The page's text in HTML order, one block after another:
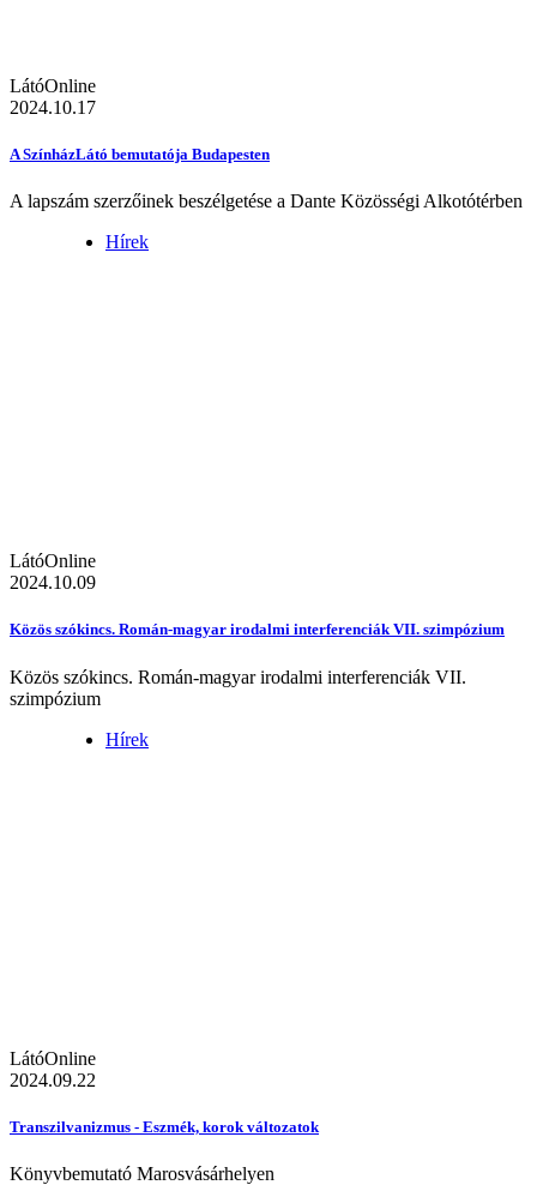
LátóOnline
2024.10.17
A SzínházLátó bemutatója Budapesten
A lapszám szerzőinek beszélgetése a Dante Közösségi Alkotótérben
Hírek
LátóOnline
2024.10.09
Közös szókincs. Román-magyar irodalmi interferenciák VII. szimpózium
Közös szókincs. Román-magyar irodalmi interferenciák VII.
szimpózium
Hírek
LátóOnline
2024.09.22
Transzilvanizmus - Eszmék, korok változatok
Könyvbemutató Marosvásárhelyen